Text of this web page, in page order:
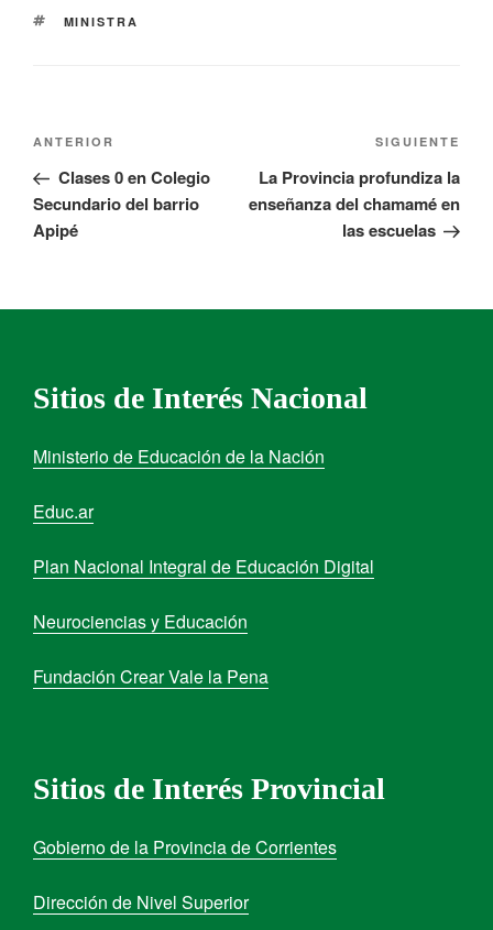
MINISTRA
ANTERIOR
Clases 0 en Colegio
Secundario del barrio
Apipé
SIGUIENTE
La Provincia profundiza la
enseñanza del chamamé en
las escuelas
Sitios de Interés Nacional
Ministerio de Educación de la Nación
Educ.ar
Plan Nacional Integral de Educación Digital
Neurociencias y Educación
Fundación Crear Vale la Pena
Sitios de Interés Provincial
Gobierno de la Provincia de Corrientes
Dirección de Nivel Superior